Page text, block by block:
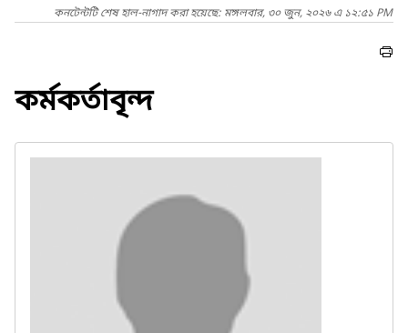
কনটেন্টটি শেষ হাল-নাগাদ করা হয়েছে: মঙ্গলবার, ৩০ জুন, ২০২৬ এ ১২:৫১ PM
কর্মকর্তাবৃন্দ